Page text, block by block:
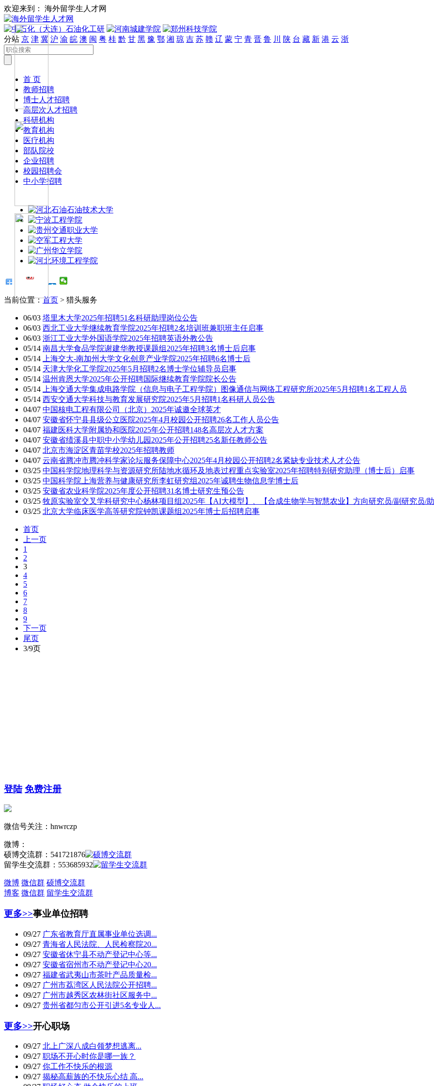
欢迎来到： 海外留学生人才网
分站 京 津 冀 沪 渝 皖 澳 闽 粤 桂 黔 甘 黑 豫 鄂 湘 琼 吉 苏 赣 辽 蒙 宁 青 晋 鲁 川 陕 台 藏 新 港 云 浙
首 页
教师招聘
博士人才招聘
高层次人才招聘
科研机构
教育机构
医疗机构
部队院校
企业招聘
校园招聘会
中小学招聘
当前位置：首页 > 猎头服务
06/03 塔里木大学2025年招聘51名科研助理岗位公告
06/03 西北工业大学继续教育学院2025年招聘2名培训班兼职班主任启事
06/03 浙江工业大学外国语学院2025年招聘英语外教公告
05/14 南昌大学食品学院谢建华教授课题组2025年招聘3名博士后启事
05/14
上海交大-南加州大学文化创意产业学院2025年招聘6名博士后
05/14 天津大学化工学院2025年5月招聘2名博士学位辅导员启事
05/14 温州肯恩大学2025年公开招聘国际继续教育学院院长公告
05/14
上海交通大学集成电路学院（信息与电子工程学院）图像通信与网络工程研究所2025年5月招聘1名工程人员
05/14 西安交通大学科技与教育发展研究院2025年5月招聘1名科研人员公告
04/07 中国核电工程有限公司（北京）2025年诚邀全球英才
04/07 安徽省怀宁县县级公立医院2025年4月校园公开招聘26名工作人员公告
04/07 福建医科大学附属协和医院2025年公开招聘148名高层次人才方案
04/07 安徽省绩溪县中职中小学幼儿园2025年公开招聘25名新任教师公告
04/07 北京市海淀区青苗学校2025年招聘教师
04/07 云南省腾冲市腾冲科学家论坛服务保障中心2025年4月校园公开招聘2名紧缺专业技术人才公告
03/25 中国科学院地理科学与资源研究所陆地水循环及地表过程重点实验室2025年招聘特别研究助理（博士后）启事
03/25 中国科学院上海营养与健康研究所李虹研究组2025年诚聘生物信息学博士后
03/25 安徽省农业科学院2025年度公开招聘31名博士研究生预公告
03/25 牧原实验室交叉学科研究中心杨林项目组2025年【AI大模型】、【合成生物学与智慧农业】方向研究员/副研究员/
03/25 北京大学临床医学高等研究院钟凯课题组2025年博士后招聘启事
首页
上一页
1
2
3
4
5
6
7
8
9
下一页
尾页
3/9页
登陆 免费注册
微信号关注：hnwrczp
微博：
硕博交流群： 541721876
留学生交流群： 553685932
微博 微信群 硕博交流群
博客 微信群 留学生交流群
更多>>事业单位招聘
09/27 广东省教育厅直属事业单位选调...
09/27 青海省人民法院、人民检察院20...
09/27 安徽省休宁县不动产登记中心等...
09/27 安徽省宿州市不动产登记中心20...
09/27 福建省武夷山市茶叶产品质量检...
09/27 广州市荔湾区人民法院公开招聘...
09/27 广州市越秀区农林街社区服务中...
09/27 贵州省都匀市公开引进5名专业人...
更多>>开心职场
09/27 北上广深八成白领梦想逃离...
09/27 职场不开心时你是哪一族？
09/27 你工作不快乐的根源
09/27 揭秘高薪族的不快乐心结 高...